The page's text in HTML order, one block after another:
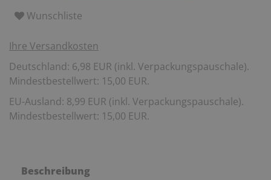
Wunschliste
Ihre Versandkosten
Deutschland: 6,98 EUR (inkl. Verpackungspauschale).
Mindestbestellwert: 15,00 EUR.
EU-Ausland: 8,99 EUR (inkl. Verpackungspauschale).
Mindestbestellwert: 15,00 EUR.
Beschreibung